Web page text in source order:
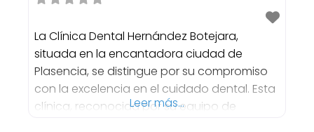
La Clínica Dental Hernández Botejara,
situada en la encantadora ciudad de
Plasencia, se distingue por su compromiso
con la excelencia en el cuidado dental. Esta
clínica, reconocida por su equipo de
Leer más...